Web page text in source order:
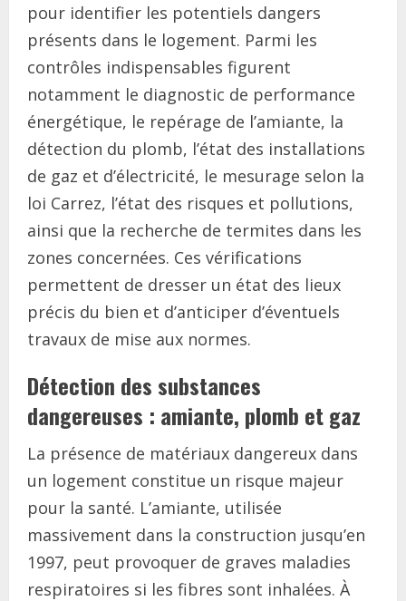
pour identifier les potentiels dangers
présents dans le logement. Parmi les
contrôles indispensables figurent
notamment le diagnostic de performance
énergétique, le repérage de l’amiante, la
détection du plomb, l’état des installations
de gaz et d’électricité, le mesurage selon la
loi Carrez, l’état des risques et pollutions,
ainsi que la recherche de termites dans les
zones concernées. Ces vérifications
permettent de dresser un état des lieux
précis du bien et d’anticiper d’éventuels
travaux de mise aux normes.
Détection des substances
dangereuses : amiante, plomb et gaz
La présence de matériaux dangereux dans
un logement constitue un risque majeur
pour la santé. L’amiante, utilisée
massivement dans la construction jusqu’en
1997, peut provoquer de graves maladies
respiratoires si les fibres sont inhalées. À